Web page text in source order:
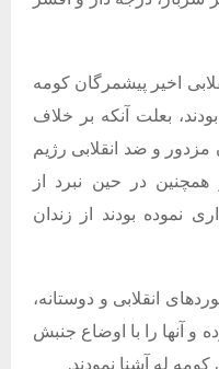
اخیر پیشمرگان کومه
بعلت آنکه بر خلاف
و ضد انقلابی رژیم
در حین نبرد از
نموده بودند از زندان
انقلابی و دوستانه،
و آنها را با اوضاع جنبش
له آشنا نمودند.